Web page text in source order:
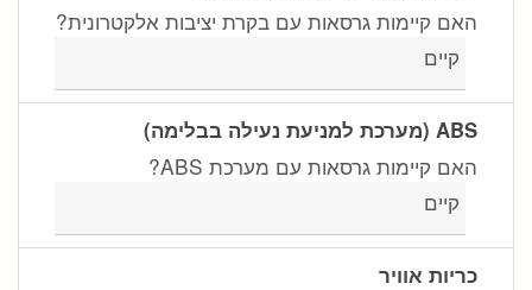
האם קיימות גרסאות עם בקרת יציבות אלקטרונית?
קיים
ABS (מערכת למניעת נעילה בבלימה)
האם קיימות גרסאות עם מערכת ABS?
קיים
כריות אוויר